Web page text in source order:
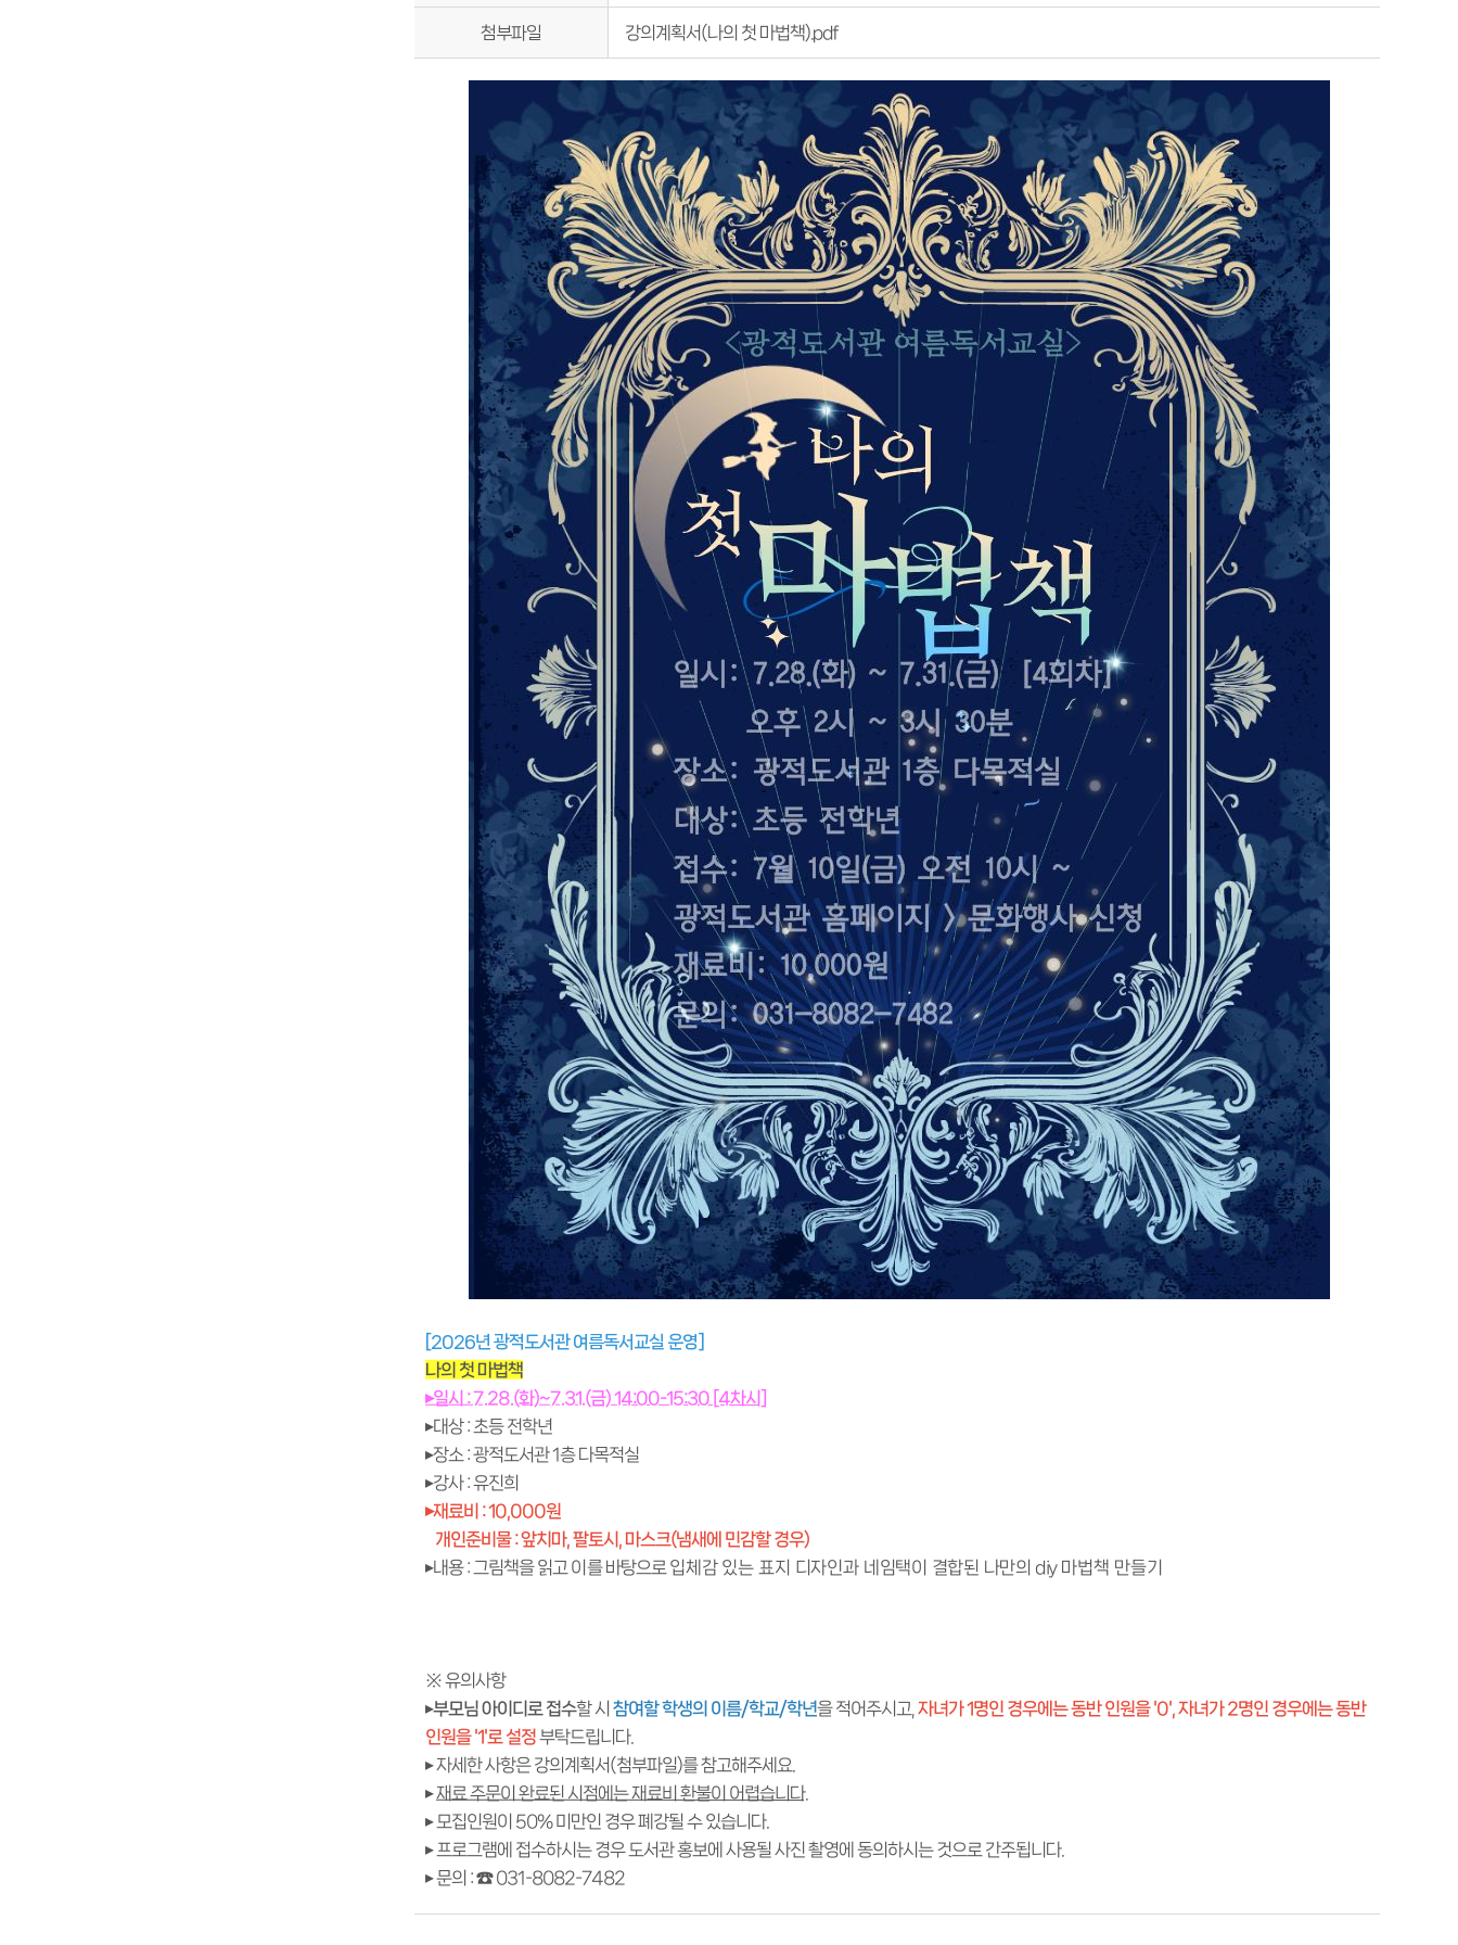
첨부파일 강의계획서(나의 첫 마법책).pdf
[2026년 광적도서관 여름독서교실 운영]
나의 첫 마법책
▸일시 : 7.28.(화)~7.31.(금) 14:00-15:30 [4차시]
▸대상 : 초등 전학년
▸장소 : 광적도서관 1층 다목적실
▸강사 : 유진희
▸재료비 : 10,000원
개인준비물 : 앞치마, 팔토시, 마스크(냄새에 민감할 경우)
▸내용 : 그림책을 읽고 이를 바탕으로 입체감 있는 표지 디자인과 네임택이 결합된 나만의 diy 마법책 만들기
※ 유의사항
▸부모님 아이디로 접수할 시 참여할 학생의 이름/학교/학년을 적어주시고,자녀가 1명인 경우에는 동반 인원을 '0', 자녀가 2명인 경우에는 동반
인원을 '1'로 설정부탁드립니다.
▸ 자세한 사항은 강의계획서(첨부파일)를 참고해주세요.
▸재료 주문이 완료된 시점에는 재료비 환불이 어렵습니다.
▸ 모집인원이 50% 미만인 경우 폐강될 수 있습니다.
▸ 프로그램에 접수하시는 경우 도서관 홍보에 사용될 사진 촬영에 동의하시는 것으로 간주됩니다.
▸ 문의 : ☎ 031-8082-7482